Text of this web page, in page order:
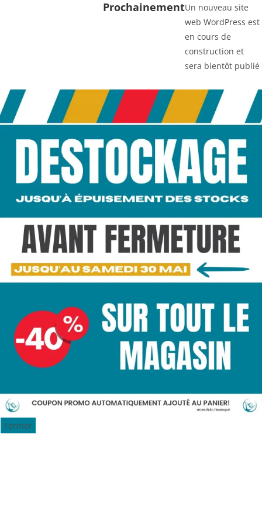
ProchainementUn nouveau site
web WordPress est
en cours de
construction et
sera bientôt publié
Fermer